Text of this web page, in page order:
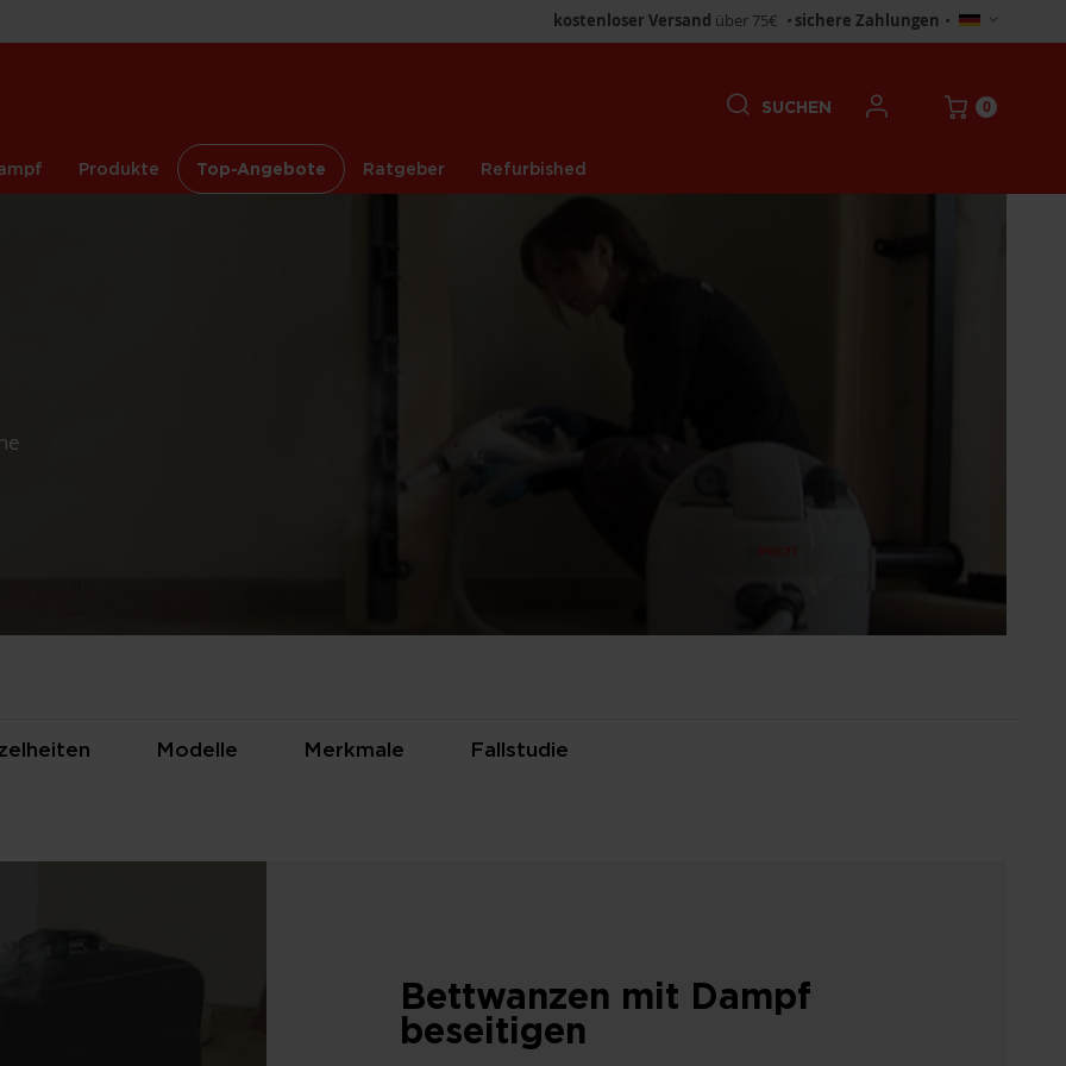
kostenloser Versand über 75€ • sichere Zahlungen • Store
wählen
Produkte Top-Angebote Ratgeber Refurbished
SUCHEN 0
Modelle Merkmale Fallstudie
Bettwanzen mit Dampf
beseitigen